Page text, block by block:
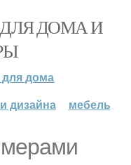
ДЛЯ ДОМА И
дома
дизайна мебель